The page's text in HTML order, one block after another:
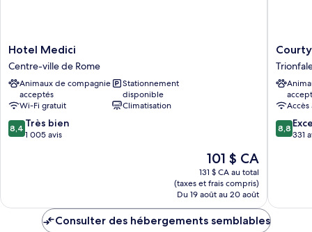
Hotel
Medici
Centre-
ville
Rome
Hotel Medici
Centre-ville de Rome
Animaux de compagnie
acceptés
Stationnement
disponible
Wi-Fi gratuit
Climatisation
8.4
sur
8,4 Très bien
1 005 avis
Le
prix
est
de
101 $ CA
101 $ CA
131 $ CA au total
(taxes et frais compris)
Du 19 août au 20 août
by
Marriott
Rome
Central
Park
Trionfale
Accès
8.8
sur
8,8
331
Consulter des hébergements semblables